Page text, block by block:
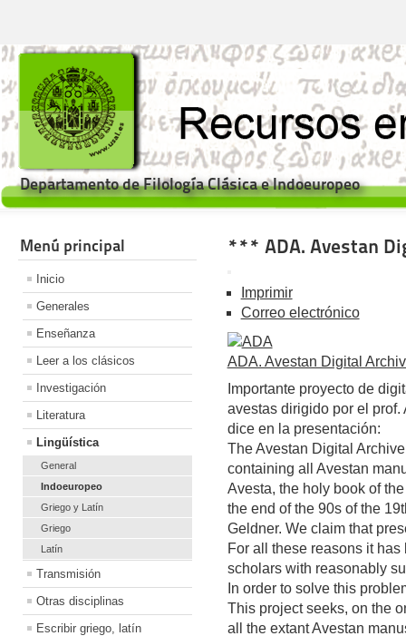
Departamento de Filología Clásica e Indoeuropeo
Menú principal
Inicio
Generales
Enseñanza
Leer a los clásicos
Investigación
Literatura
Lingüística
General
Indoeuropeo
Griego y Latín
Griego
Latín
Transmisión
Otras disciplinas
Escribir griego, latín
*** ADA. Avestan
Imprimir
Correo electrónico
ADA. Avestan Digital
Importante proyecto de
avestas dirigido por el
dice en la presentación:
The Avestan Digital
containing all Avestan
Avesta, the holy book of
the end of the 90s of the
Geldner. We claim that
For all these reasons it
scholars with reasonably
In order to solve this
This project seeks, on the
all the extant Avestan